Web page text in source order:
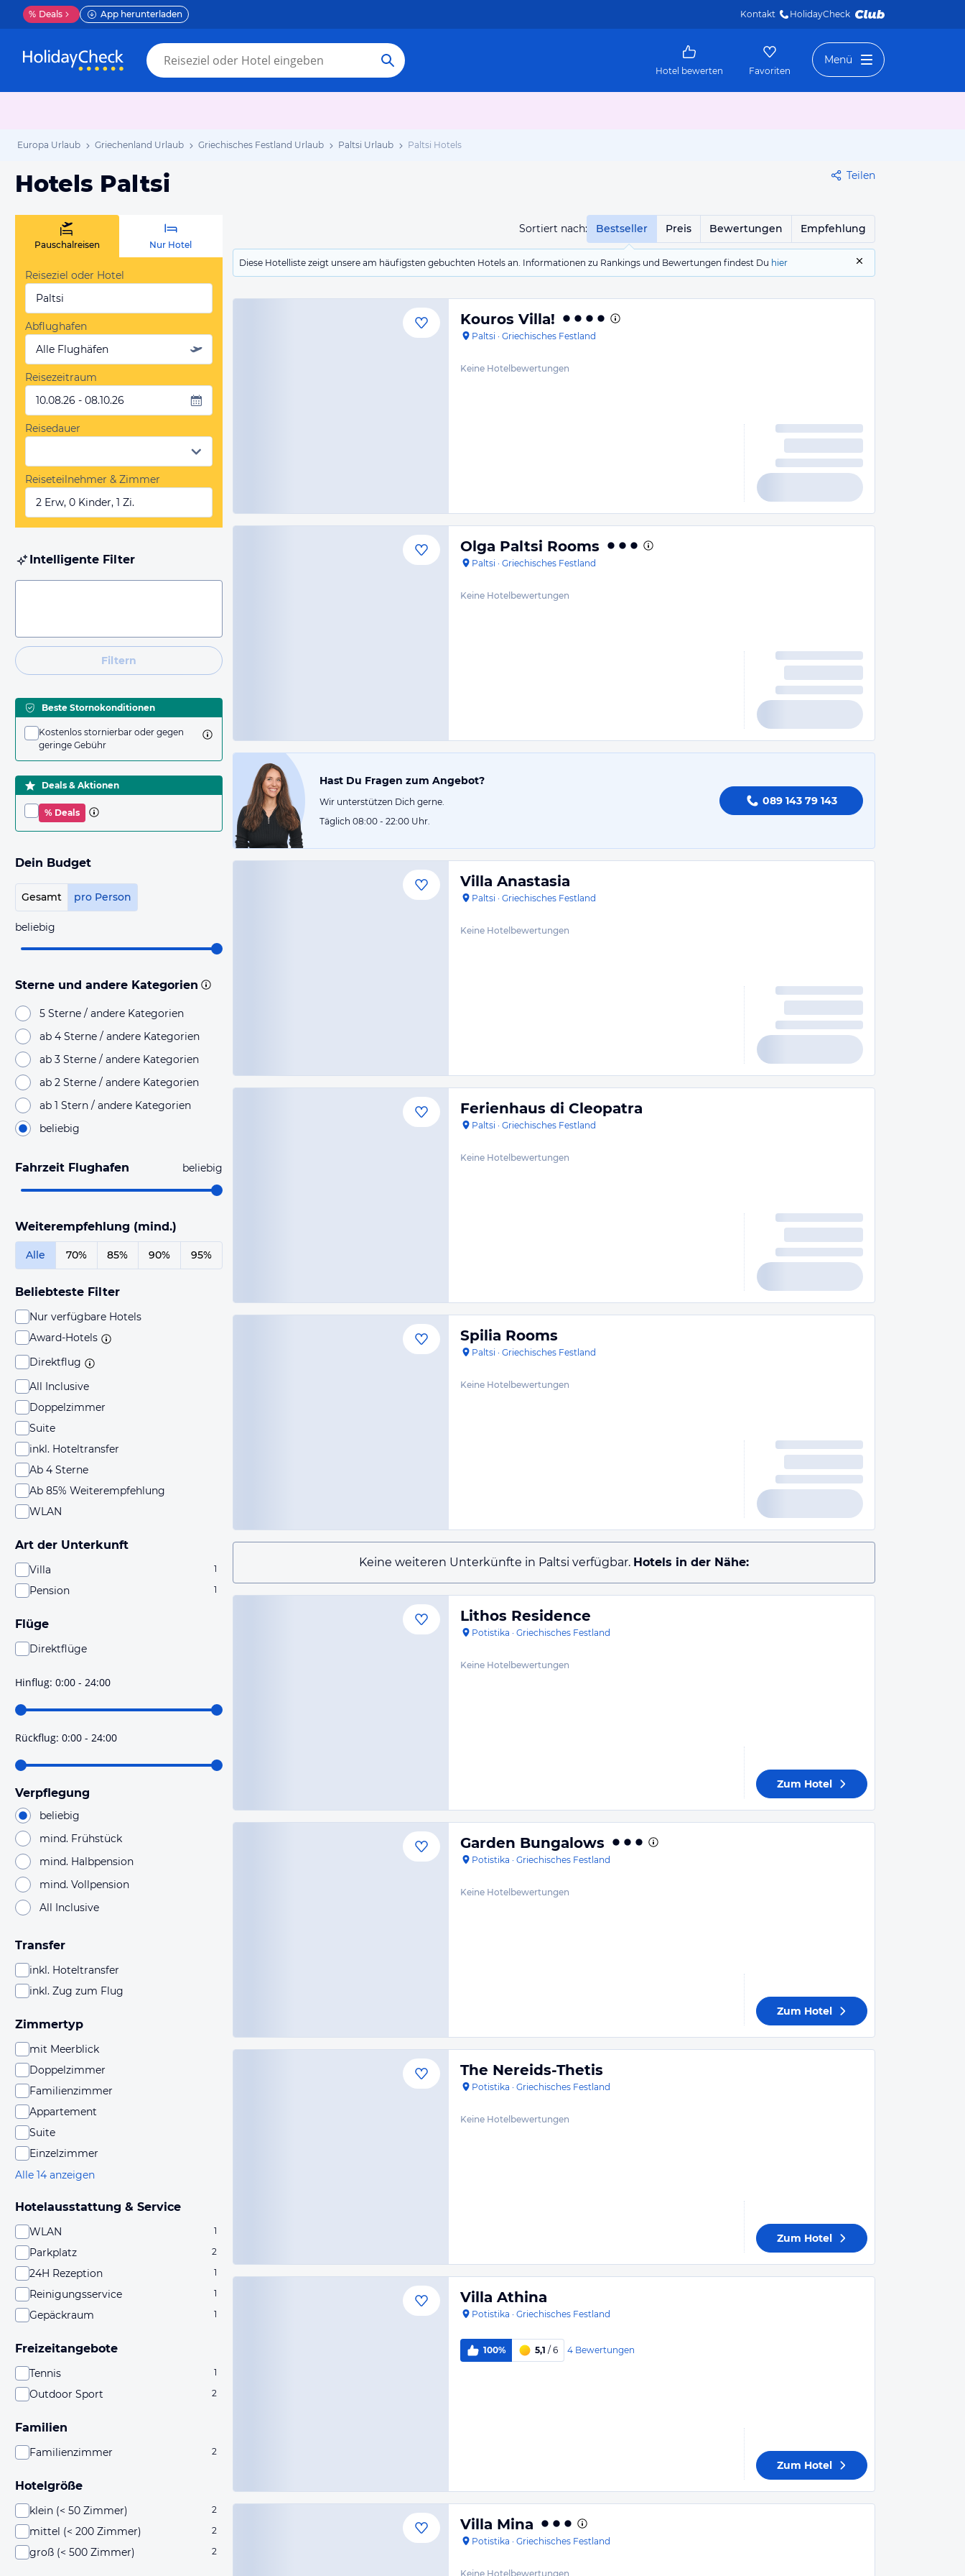
% Deals App herunterladen Kontakt HolidayCheck
Hotel bewerten Favoriten
Menü
Europa Urlaub Griechenland Urlaub Griechisches Festland Urlaub Paltsi Urlaub Paltsi Hotels
Hotels Paltsi Teilen
Sortiert nach: Bestseller Preis Bewertungen Empfehlung
Diese Hotelliste zeigt unsere am häufigsten gebuchten Hotels an. Informationen zu Rankings und Bewertungen findest Du hier
Pauschalreisen Nur Hotel
Reiseziel oder Hotel
Paltsi
Abflughafen
Alle Flughäfen
Reisezeitraum
10.08.26 - 08.10.26
Reisedauer
Reiseteilnehmer & Zimmer
2 Erw, 0 Kinder, 1 Zi.
Intelligente Filter
Filtern
Beste Stornokonditionen
Kostenlos stornierbar oder gegen
geringe Gebühr
Deals & Aktionen
% Deals
Dein Budget
Gesamt pro Person
beliebig
Sterne und andere Kategorien
5 Sterne / andere Kategorien
ab 4 Sterne / andere Kategorien
ab 3 Sterne / andere Kategorien
ab 2 Sterne / andere Kategorien
ab 1 Stern / andere Kategorien
beliebig
Fahrzeit Flughafen beliebig
Weiterempfehlung (mind.)
Alle 70% 85% 90% 95%
Beliebteste Filter
Nur verfügbare Hotels
Award-Hotels
Direktflug
All Inclusive
Doppelzimmer
Suite
inkl. Hoteltransfer
Ab 4 Sterne
Ab 85% Weiterempfehlung
WLAN
Art der Unterkunft
Villa 1
Pension 1
Flüge
Direktflüge
hoher Wahrscheinlichkeit Direktflüge sind. Bitte
prüfe vor der Buchung noch einmal die Flugdetails.
Hinflug: 0:00 - 24:00
Rückflug: 0:00 - 24:00
Verpflegung
beliebig
mind. Frühstück
mind. Halbpension
mind. Vollpension
All Inclusive
Transfer
inkl. Hoteltransfer
inkl. Zug zum Flug
Zimmertyp
mit Meerblick
Doppelzimmer
Familienzimmer
Appartement
Suite
Einzelzimmer
Alle 14 anzeigen
Hotelausstattung & Service
WLAN 1
Parkplatz 2
24H Rezeption 1
Reinigungsservice 1
Gepäckraum 1
Freizeitangebote
Tennis 1
Outdoor Sport 2
Familien
Familienzimmer 2
Hotelgröße
klein (< 50 Zimmer) 2
mittel (< 200 Zimmer) 2
groß (< 500 Zimmer) 2
Kouros Villa!
Paltsi · Griechisches Festland
Keine Hotelbewertungen
Olga Paltsi Rooms
Paltsi · Griechisches Festland
Keine Hotelbewertungen
Hast Du Fragen zum Angebot?
Wir unterstützen Dich gerne.
Täglich 08:00 - 22:00 Uhr.
089 143 79 143
Villa Anastasia
Paltsi · Griechisches Festland
Keine Hotelbewertungen
Ferienhaus di Cleopatra
Paltsi · Griechisches Festland
Keine Hotelbewertungen
Spilia Rooms
Paltsi · Griechisches Festland
Keine Hotelbewertungen
Keine weiteren Unterkünfte in Paltsi verfügbar. Hotels in der Nähe:
Lithos Residence
Potistika · Griechisches Festland
Keine Hotelbewertungen
Zum Hotel
Garden Bungalows
Potistika · Griechisches Festland
Keine Hotelbewertungen
Zum Hotel
The Nereids-Thetis
Potistika · Griechisches Festland
Keine Hotelbewertungen
Zum Hotel
Villa Athina
Potistika · Griechisches Festland
100% 5,1 / 6 4 Bewertungen
Zum Hotel
Villa Mina
Potistika · Griechisches Festland
Keine Hotelbewertungen